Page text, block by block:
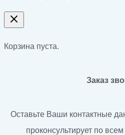
Корзина пуста.
Заказ
Оставьте Ваши контактные
проконсультирует по